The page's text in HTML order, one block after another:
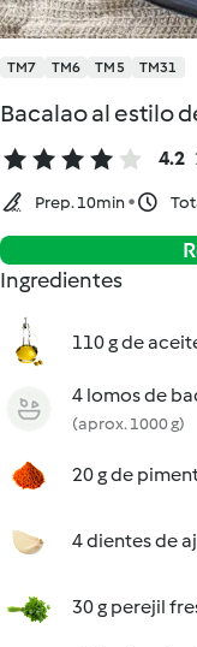
TM7 TM6 TM5 TM31
Bacalao al estilo
4.2
Prep. 10min
Ingredientes
110 g de
4 lomos de
(aprox. 1000 g)
20 g de
4 dientes de
30 g perejil